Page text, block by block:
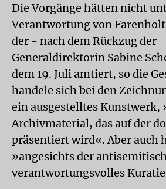
Die Vorgänge hätten nicht
Verantwortung von
der - nach dem Rückzug der
Generaldirektorin Sabine
dem 19. Juli amtiert, so die
handele sich bei den
ein ausgestelltes Kunstwerk,
Archivmaterial, das auf der
präsentiert wird«. Aber auch
»angesichts der
verantwortungsvolles